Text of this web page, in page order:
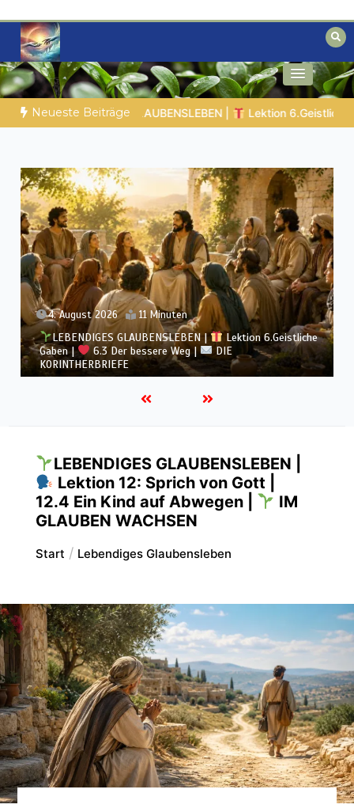
Inhalt
springen
Geheimnisse der Bibel
Biblische Einsichten für Menschen auf
der Suche
Neueste Beiträge
| 6.6 Zusammenfassung | DIE KORINTHERBRIEFE
3. August 2026 12 Minuten
LEBENDIGES GLAUBENSLEBEN |
Lektion 6.Geistliche
Gaben |
6.2 Einheit durch Vielfalt |
DIE
KORINTHERBRIEFE
LEBENDIGES GLAUBENSLEBEN |
Lektion 12: Sprich von Gott |
12.4 Ein Kind auf Abwegen |
IM
GLAUBEN WACHSEN
Start Lebendiges Glaubensleben